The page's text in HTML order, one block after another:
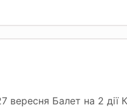
вересня Балет на 2